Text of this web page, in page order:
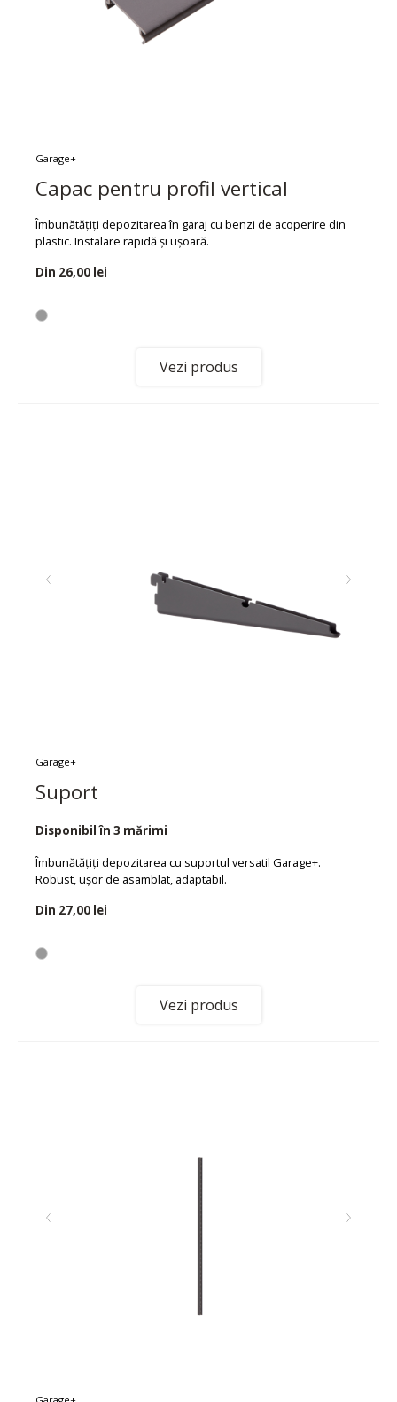
Garage+
Capac pentru profil vertical
Îmbunătățiți depozitarea în garaj cu benzi de acoperire din
plastic. Instalare rapidă și ușoară.
Din 26,00 lei
Vezi produs
Garage+
Suport
Disponibil în 3 mărimi
Îmbunătățiți depozitarea cu suportul versatil Garage+.
Robust, ușor de asamblat, adaptabil.
Din 27,00 lei
Vezi produs